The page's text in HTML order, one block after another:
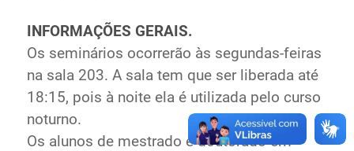
Banco Central do Brasil
Planalto
INFORMAÇÕES GERAIS.
Os seminários ocorrerão às segundas-feiras
na sala 203. A sala tem que ser liberada até
18:15, pois à noite ela é utilizada pelo curso
noturno.
Os alunos de mestrado e doutorado em